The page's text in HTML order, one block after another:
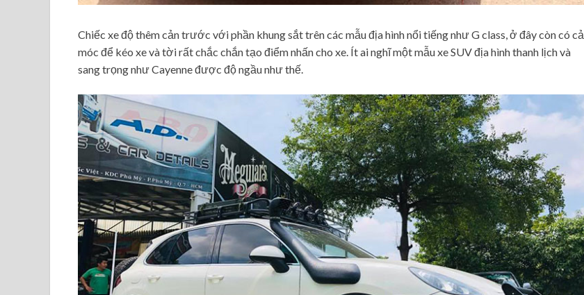
Chiếc xe độ thêm cản trước với phần khung sắt trên các mẫu địa hình nổi tiếng như G class, ở đây còn có cả
móc để kéo xe và tời rất chắc chắn tạo điểm nhấn cho xe. Ít ai nghĩ một mẫu xe SUV địa hình thanh lịch và
sang trọng như Cayenne được độ ngầu như thế.